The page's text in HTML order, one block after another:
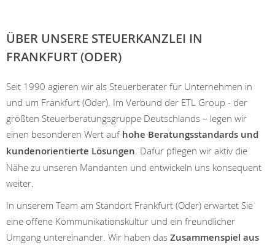
ÜBER UNSERE STEUERKANZLEI IN
FRANKFURT (ODER)
Seit 1990 agieren wir als Steuerberater für Unternehmen in
und um Frankfurt (Oder). Im Verbund der ETL Group - der
größten Steuerberatungsgruppe Deutschlands – legen wir
einen besonderen Wert auf hohe Beratungsstandards und
kundenorientierte Lösungen. Dafür pflegen wir aktiv die
Nähe zu unseren Mandanten und entwickeln uns konsequent
weiter.
In unserem Team am Standort Frankfurt (Oder) erwartet Sie
eine offene Kommunikationskultur und ein freundlicher
Umgang untereinander. Wir haben das Zusammenspiel aus